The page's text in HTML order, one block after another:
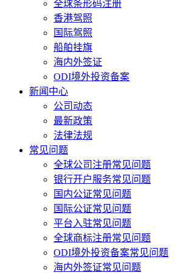
全球条形码注册
香港驾照
国际驾照
船舶挂旗
海内外签证
ODI境外投资备案
新闻中心
公司动态
最新政策
法律法规
常见问题
全球公司注册常见问题
银行开户服务常见问题
国内公证常见问题
国际公证常见问题
平台入驻常见问题
全球商标注册常见问题
ODI境外投资备案常见问题
海内外签证常见问题